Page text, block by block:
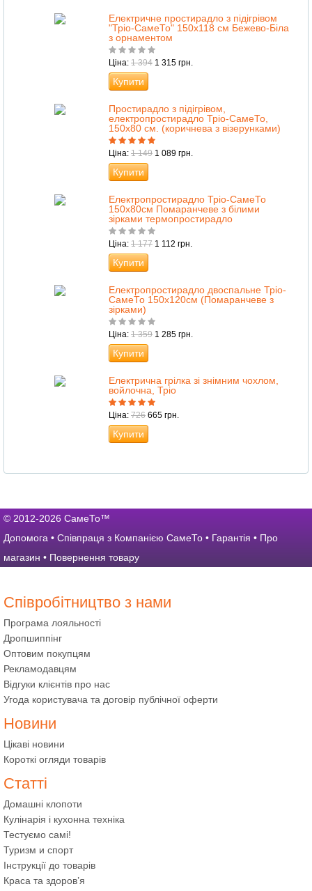
Електричне простирадло з підігрівом
"Тріо-СамеТо" 150х118 см Бежево-Біла
з орнаментом
Ціна: 1 394 1 315 грн.
Купити
Простирадло з підігрівом,
електропростирадло Тріо-СамеТо,
150х80 см. (коричнева з візерунками)
Ціна: 1 149 1 089 грн.
Купити
Електропростирадло Тріо-СамеТо
150x80см Помаранчеве з білими
зірками термопростирадло
Ціна: 1 177 1 112 грн.
Купити
Електропростирадло двоспальне Тріо-
СамеТо 150х120см (Помаранчеве з
зірками)
Ціна: 1 359 1 285 грн.
Купити
Електрична грілка зі знімним чохлом,
войлочна, Тріо
Ціна: 726 665 грн.
Купити
© 2012-2026 СамеТо™
Допомога • Співпраця з Компанією СамеТо • Гарантія • Про
магазин • Повернення товару
Співробітництво з нами
Програма лояльності
Дропшиппінг
Оптовим покупцям
Рекламодавцям
Відгуки клієнтів про нас
Угода користувача та договір публічної оферти
Новини
Цікаві новини
Короткі огляди товарів
Статті
Домашні клопоти
Кулінарія і кухонна техніка
Тестуємо самі!
Туризм и спорт
Інструкції до товарів
Краса та здоров’я